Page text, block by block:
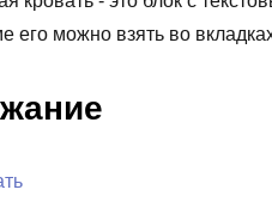
его можно взять во